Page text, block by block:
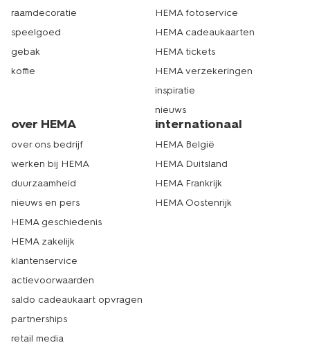
raamdecoratie
speelgoed
gebak
koffie
HEMA fotoservice
HEMA cadeaukaarten
HEMA tickets
HEMA verzekeringen
inspiratie
nieuws
over HEMA
over ons bedrijf
werken bij HEMA
duurzaamheid
nieuws en pers
HEMA geschiedenis
HEMA zakelijk
klantenservice
actievoorwaarden
saldo cadeaukaart opvragen
partnerships
retail media
internationaal
HEMA België
HEMA Duitsland
HEMA Frankrijk
HEMA Oostenrijk